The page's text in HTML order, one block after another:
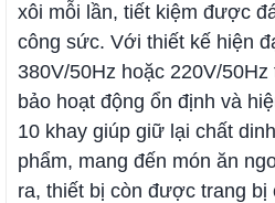
xôi mỗi lần, tiết kiệm được
công sức. Với thiết kế hiện
380V/50Hz hoặc 220V/
bảo hoạt động ổn định và
10 khay giúp giữ lại chất
phẩm, mang đến món ăn
ra, thiết bị còn được trang bị